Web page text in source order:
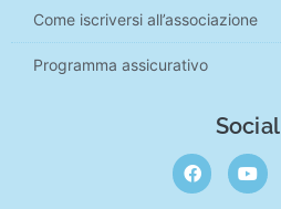
Come iscriversi all’associazione
Programma assicurativo
Social